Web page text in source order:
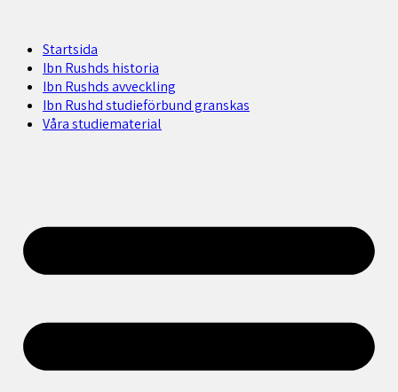
Startsida
Ibn Rushds historia
Ibn Rushds avveckling
Ibn Rushd studieförbund granskas​
Våra studiematerial